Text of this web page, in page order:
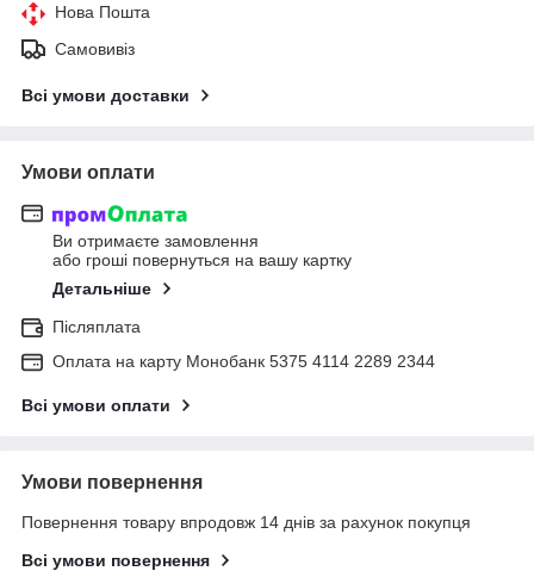
Нова Пошта
Самовивіз
Всі умови доставки
Умови оплати
Ви отримаєте замовлення
або гроші повернуться на вашу картку
Детальніше
Післяплата
Оплата на карту Монобанк 5375 4114 2289 2344
Всі умови оплати
Умови повернення
Повернення товару впродовж 14 днів за рахунок покупця
Всі умови повернення